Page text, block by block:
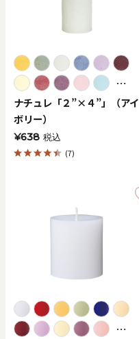
0
クリア
色で探す
お買い物ガイド
⋯
ナチュレ「２”×４”」（アイ
ボリー）
¥638 税込
(7)
⋯